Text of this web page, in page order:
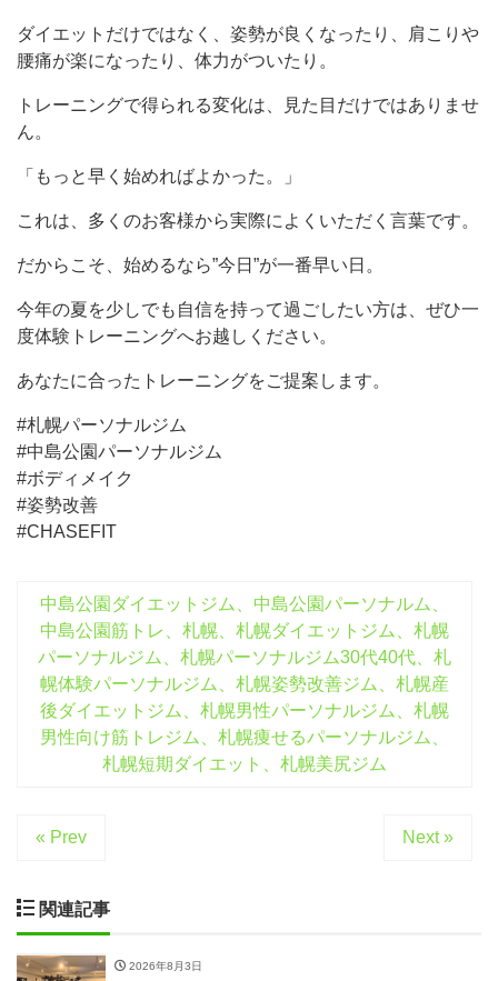
ダイエットだけではなく、姿勢が良くなったり、肩こりや
腰痛が楽になったり、体力がついたり。
トレーニングで得られる変化は、見た目だけではありませ
ん。
「もっと早く始めればよかった。」
これは、多くのお客様から実際によくいただく言葉です。
だからこそ、始めるなら”今日”が一番早い日。
今年の夏を少しでも自信を持って過ごしたい方は、ぜひ一
度体験トレーニングへお越しください。
あなたに合ったトレーニングをご提案します。
#札幌パーソナルジム
#中島公園パーソナルジム
#ボディメイク
#姿勢改善
#CHASEFIT
中島公園ダイエットジム、中島公園パーソナルム、
中島公園筋トレ、札幌、札幌ダイエットジム、札幌
パーソナルジム、札幌パーソナルジム30代40代、札
幌体験パーソナルジム、札幌姿勢改善ジム、札幌産
後ダイエットジム、札幌男性パーソナルジム、札幌
男性向け筋トレジム、札幌痩せるパーソナルジム、
札幌短期ダイエット、札幌美尻ジム
« Prev Next »
関連記事
2026年8月3日